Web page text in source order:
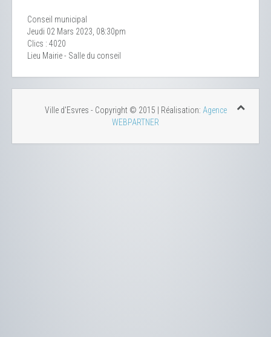
Conseil municipal
Jeudi 02 Mars 2023, 08:30pm
Clics : 4020
Lieu Mairie - Salle du conseil
Ville d'Esvres - Copyright © 2015 | Réalisation: Agence
WEBPARTNER